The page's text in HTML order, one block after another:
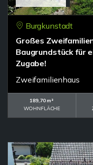
Burgkunstadt
Großes
Baugrundstück für
Zugabe!
Zweifamilienhaus
189,70 m²
WOHNFLÄCHE